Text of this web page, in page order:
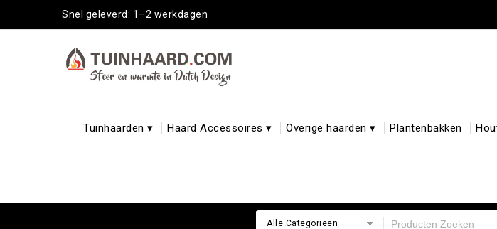
Snel geleverd: 1–2 werkdagen
Tuinhaarden ▾ Haard Accessoires ▾ Overige haarden ▾ Plantenbakken
Alle Categorieën